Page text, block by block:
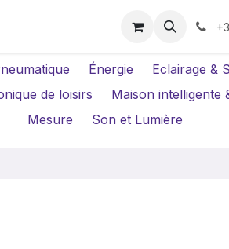
Location Caméras
Énergie Eclairage &
de loisirs Maison intelligente
Mesure
Son et Lumière